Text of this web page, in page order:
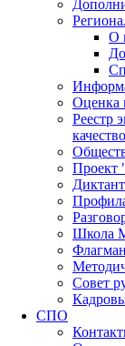
О
Оценка
Реестр
Проект
Школа
Совет
СПО